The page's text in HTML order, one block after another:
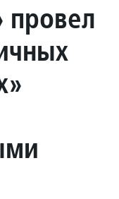
провел